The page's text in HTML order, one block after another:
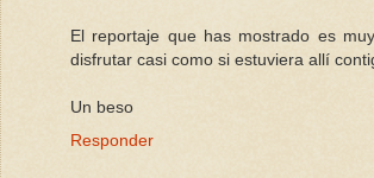
El reportaje que has mostrado es
disfrutar casi como si estuviera allí
Un beso
Responder